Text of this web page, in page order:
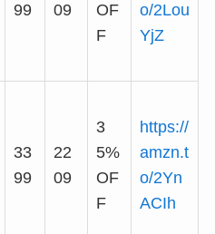
99
09
OF
F
o/2Lou
YjZ
33
99
22
09
3
5%
OF
F
https://
amzn.t
o/2Yn
ACIh